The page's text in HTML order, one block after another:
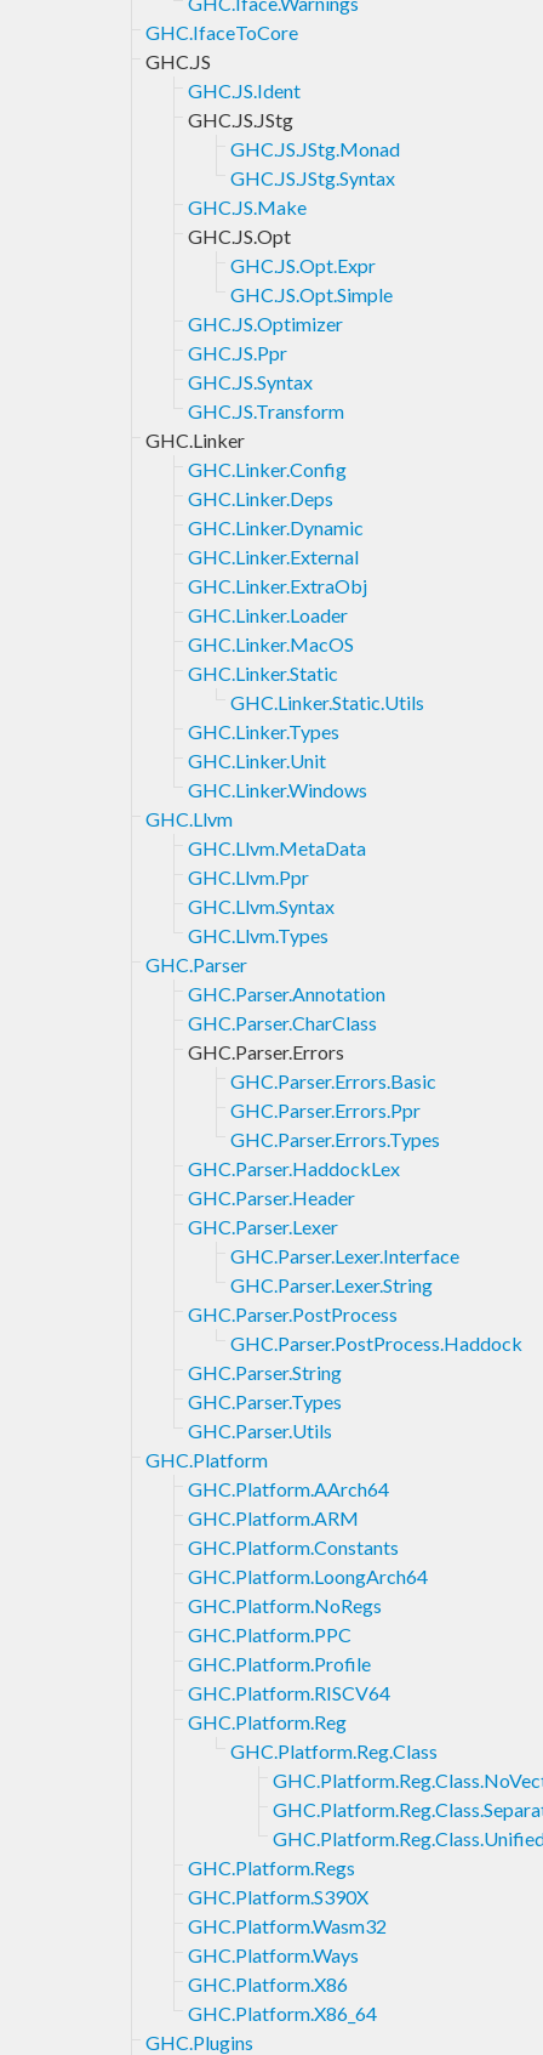
GHC.IfaceToCore
GHC.JS
GHC.JS.Ident
GHC.JS.JStg
GHC.JS.JStg.Monad
GHC.JS.JStg.Syntax
GHC.JS.Make
GHC.JS.Opt
GHC.JS.Opt.Expr
GHC.JS.Opt.Simple
GHC.JS.Optimizer
GHC.JS.Ppr
GHC.JS.Syntax
GHC.JS.Transform
GHC.Linker
GHC.Linker.Config
GHC.Linker.Deps
GHC.Linker.Dynamic
GHC.Linker.External
GHC.Linker.ExtraObj
GHC.Linker.Loader
GHC.Linker.MacOS
GHC.Linker.Static
GHC.Linker.Static.Utils
GHC.Linker.Types
GHC.Linker.Unit
GHC.Linker.Windows
GHC.Llvm
GHC.Llvm.MetaData
GHC.Llvm.Ppr
GHC.Llvm.Syntax
GHC.Llvm.Types
GHC.Parser
GHC.Parser.Annotation
GHC.Parser.CharClass
GHC.Parser.Errors
GHC.Parser.Errors.Basic
GHC.Parser.Errors.Ppr
GHC.Parser.Errors.Types
GHC.Parser.HaddockLex
GHC.Parser.Header
GHC.Parser.Lexer
GHC.Parser.Lexer.Interface
GHC.Parser.Lexer.String
GHC.Parser.PostProcess
GHC.Parser.PostProcess.Haddock
GHC.Parser.String
GHC.Parser.Types
GHC.Parser.Utils
GHC.Platform
GHC.Platform.AArch64
GHC.Platform.ARM
GHC.Platform.Constants
GHC.Platform.LoongArch64
GHC.Platform.NoRegs
GHC.Platform.PPC
GHC.Platform.Profile
GHC.Platform.RISCV64
GHC.Platform.Reg
GHC.Platform.Reg.Class
GHC.Platform.Regs
GHC.Platform.S390X
GHC.Platform.Wasm32
GHC.Platform.Ways
GHC.Platform.X86
GHC.Platform.X86_64
GHC.Plugins